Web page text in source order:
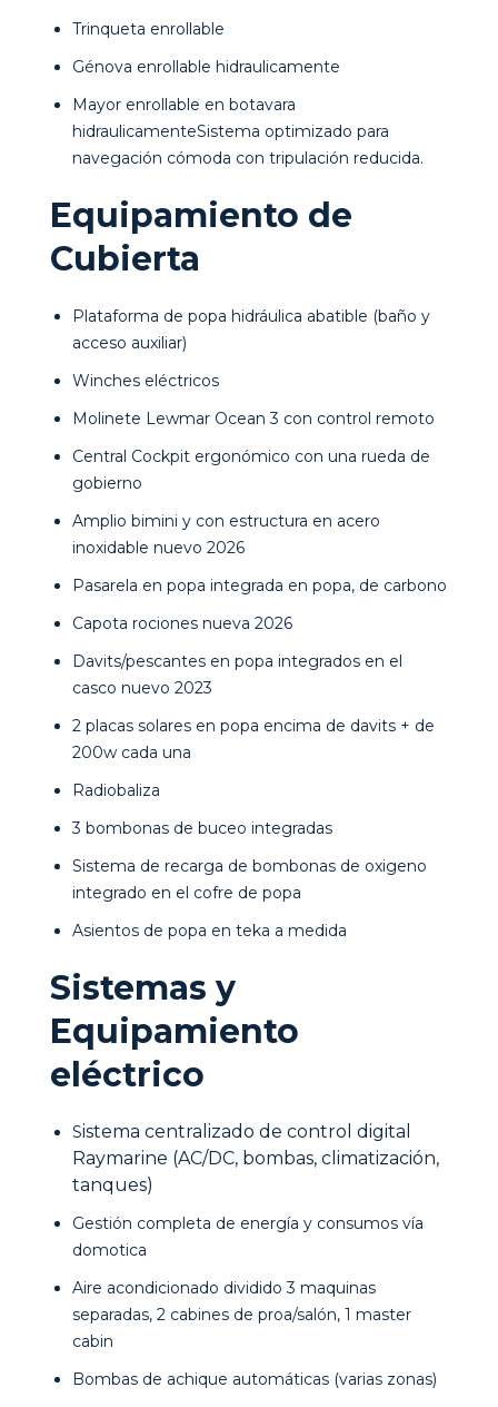
Trinqueta enrollable
Génova enrollable hidraulicamente
Mayor enrollable en botavara
hidraulicamenteSistema optimizado para
navegación cómoda con tripulación reducida.
Equipamiento de
Cubierta
Plataforma de popa hidráulica abatible (baño y
acceso auxiliar)
Winches eléctricos
Molinete Lewmar Ocean 3 con control remoto
Central Cockpit ergonómico con una rueda de
gobierno
Amplio bimini y con estructura en acero
inoxidable nuevo 2026
Pasarela en popa integrada en popa, de carbono
Capota rociones nueva 2026
Davits/pescantes en popa integrados en el
casco nuevo 2023
2 placas solares en popa encima de davits + de
200w cada una
Radiobaliza
3 bombonas de buceo integradas
Sistema de recarga de bombonas de oxigeno
integrado en el cofre de popa
Asientos de popa en teka a medida
Sistemas y
Equipamiento
eléctrico
Sistema centralizado de control digital
Raymarine (AC/DC, bombas, climatización,
tanques)
Gestión completa de energía y consumos vía
domotica
Aire acondicionado dividido 3 maquinas
separadas, 2 cabines de proa/salón, 1 master
cabin
Bombas de achique automáticas (varias zonas)